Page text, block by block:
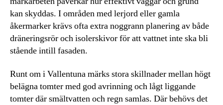
kan skyddas. I områden med lerjord eller gamla
åkermarker krävs ofta extra noggrann planering av både
dräneringsrör och isolerskivor för att vattnet inte ska bli
stående intill fasaden.
Runt om i Vallentuna märks stora skillnader mellan högt
belägna tomter med god avrinning och lågt liggande
tomter där smältvatten och regn samlas. Där behövs det